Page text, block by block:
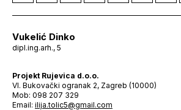
Vukelić Dinko
dipl.ing.arh., 5
Projekt Rujevica d.o.o.
VI. Bukovački ogranak 2, Zagreb (10000)
Mob: 098 207 329
Email: ilija.tolic5@gmail.com